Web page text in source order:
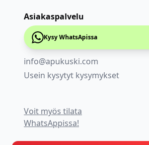
Asiakaspalvelu
Kysy WhatsApissa
info@apukuski.com
Usein kysytyt kysymykset
Voit myös tilata
WhatsAppissa!